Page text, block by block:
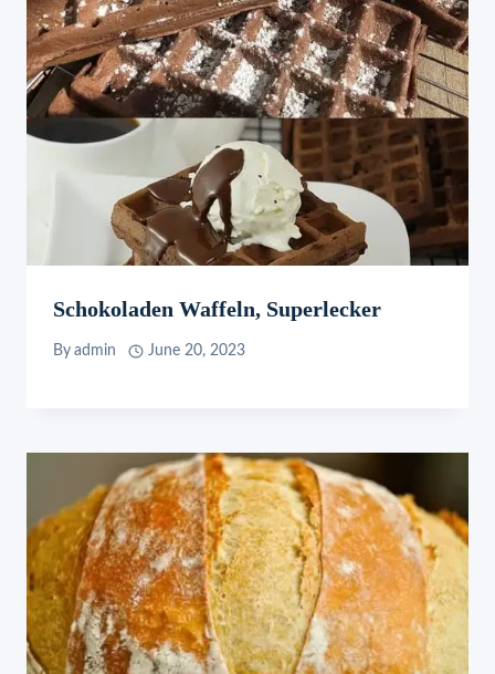
Schokoladen Waffeln, Superlecker
By admin June 20, 2023